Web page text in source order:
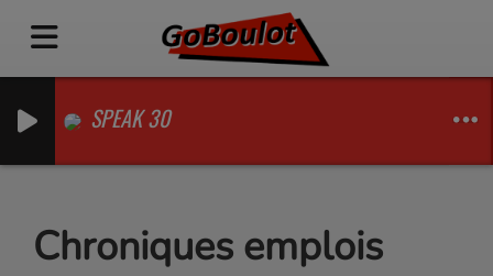
SPEAK 30
Chroniques emplois